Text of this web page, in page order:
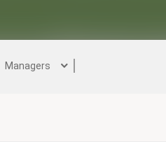
Managers